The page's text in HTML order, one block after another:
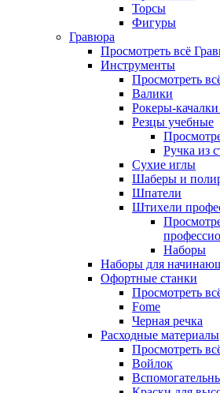
Торсы
Фигуры
Гравюра
Просмотреть всё
Инструменты
Просмотреть
Валики
Рокеры-
Резцы учебные
Ручка из
Сухие иглы
Шаберы и
Шпатели
Штихели
Наборы
Наборы для
Офортные станки
Просмотреть
Fome
Черная речка
Расходные материалы
Просмотреть
Войлок